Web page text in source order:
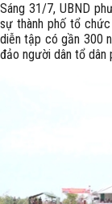
Sáng 31/7, UBND
sự thành phố tổ
diễn tập có gần 300
đảo người dân tổ dân